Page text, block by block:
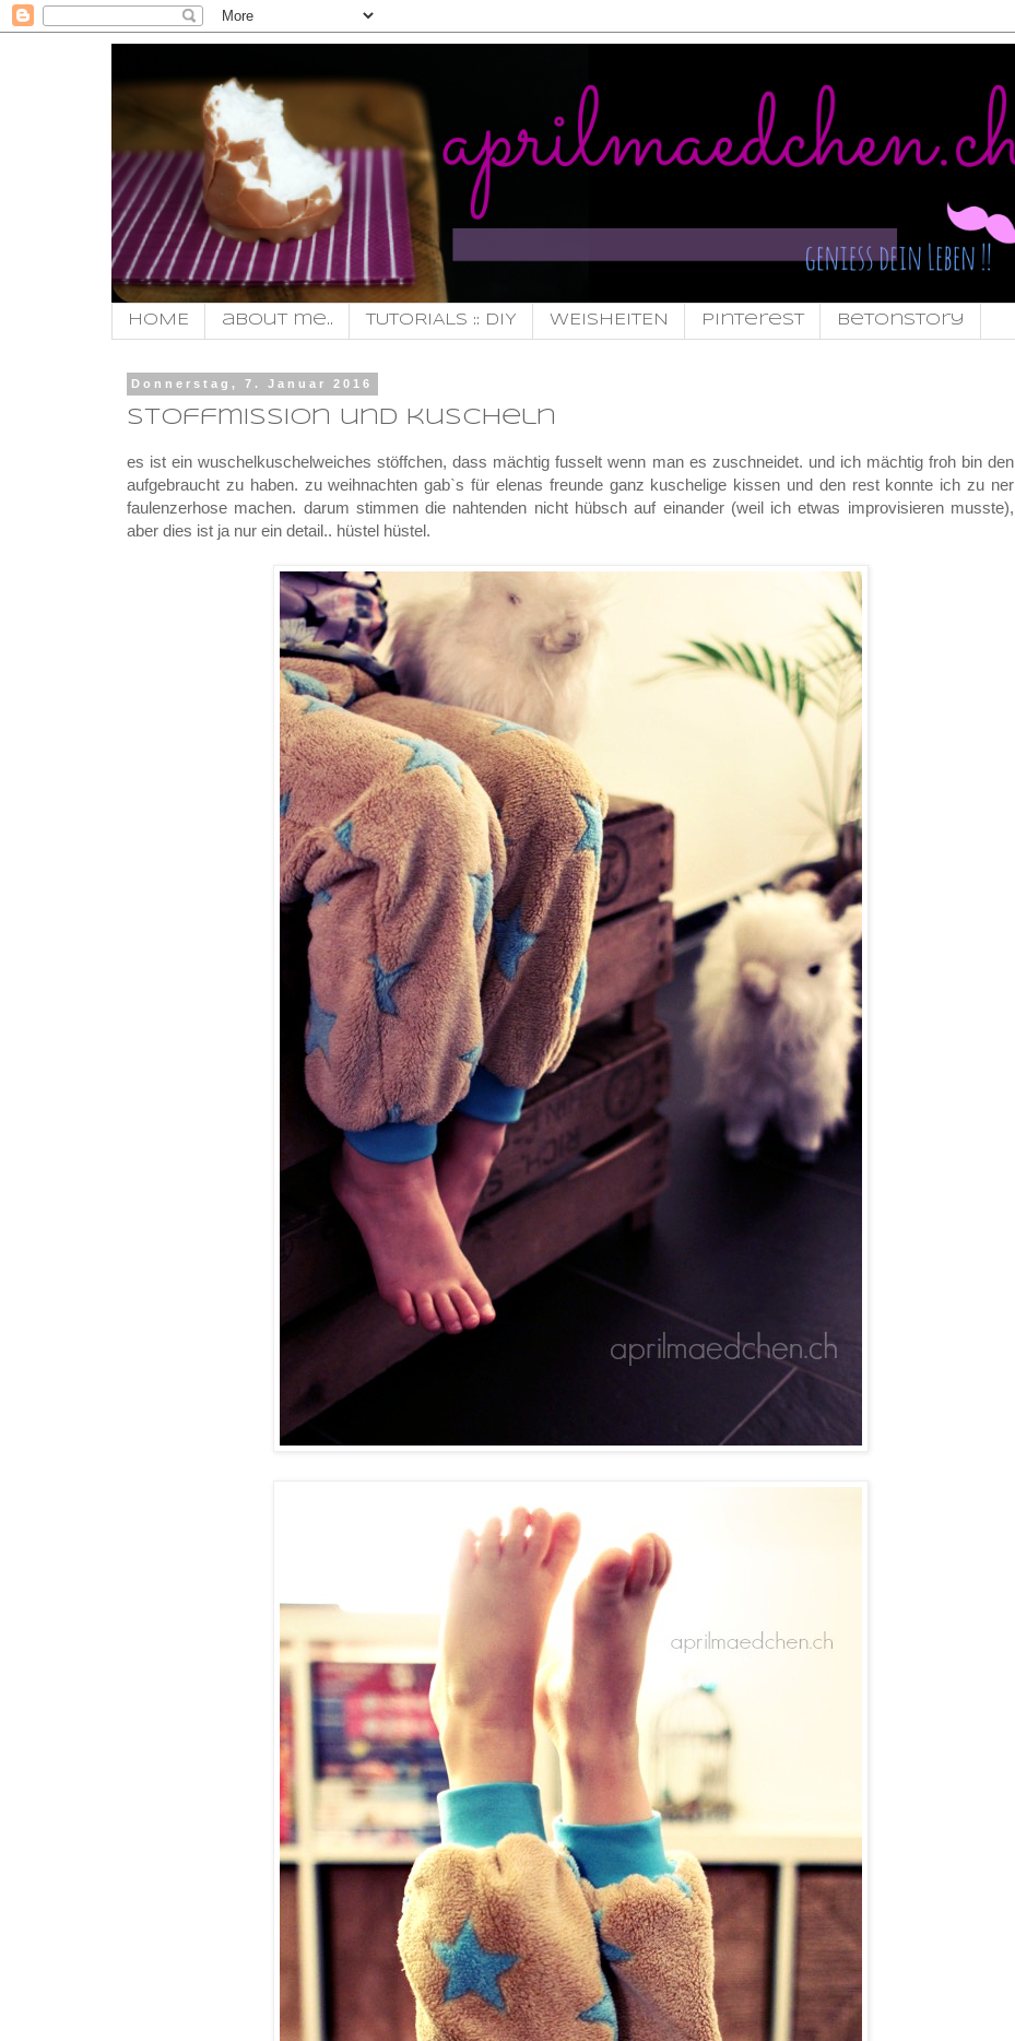
HOME about me.. TUTORIALS :: DIY WEISHEITEN pinterest Betonstory
Donnerstag, 7. Januar 2016
stoffmission und kuscheln
es ist ein wuschelkuschelweiches stöffchen, dass mächtig fusselt wenn man es zuschneidet. und ich mächtig froh bin den
aufgebraucht zu haben. zu weihnachten gab`s für elenas freunde ganz kuschelige kissen und den rest konnte ich zu ner
faulenzerhose machen. darum stimmen die nahtenden nicht hübsch auf einander (weil ich etwas improvisieren musste),
aber dies ist ja nur ein detail.. hüstel hüstel.